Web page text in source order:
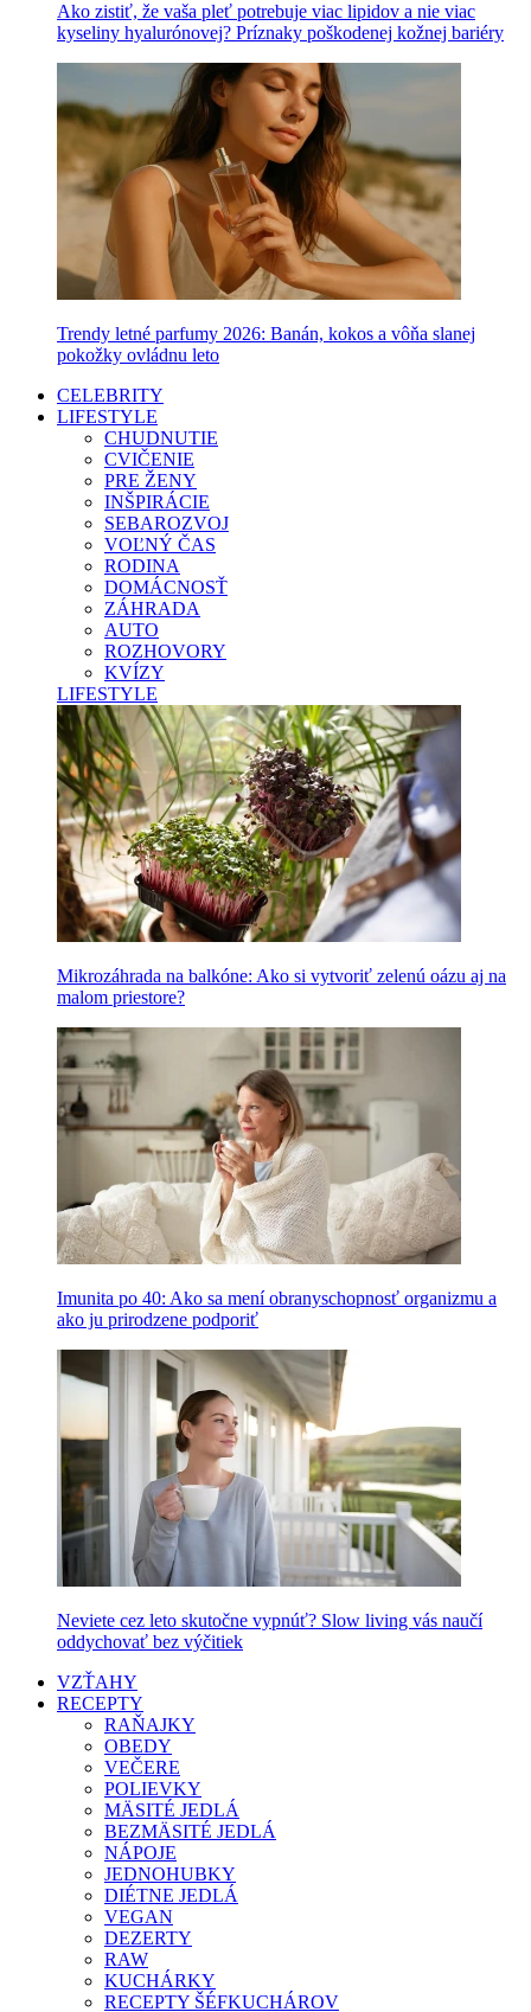
Ako zistiť, že vaša pleť potrebuje viac lipidov a nie viac
kyseliny hyalurónovej? Príznaky poškodenej kožnej bariéry
Trendy letné parfumy 2026: Banán, kokos a vôňa slanej
pokožky ovládnu leto
CELEBRITY
LIFESTYLE
CHUDNUTIE
CVIČENIE
PRE ŽENY
INŠPIRÁCIE
SEBAROZVOJ
VOĽNÝ ČAS
RODINA
DOMÁCNOSŤ
ZÁHRADA
AUTO
ROZHOVORY
KVÍZY
LIFESTYLE
Mikrozáhrada na balkóne: Ako si vytvoriť zelenú oázu aj na
malom priestore?
Imunita po 40: Ako sa mení obranyschopnosť organizmu a
ako ju prirodzene podporiť
Neviete cez leto skutočne vypnúť? Slow living vás naučí
oddychovať bez výčitiek
VZŤAHY
RECEPTY
RAŇAJKY
OBEDY
VEČERE
POLIEVKY
MÄSITÉ JEDLÁ
BEZMÄSITÉ JEDLÁ
NÁPOJE
JEDNOHUBKY
DIÉTNE JEDLÁ
VEGAN
DEZERTY
RAW
KUCHÁRKY
RECEPTY ŠÉFKUCHÁROV